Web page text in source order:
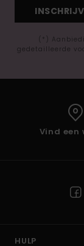
(*)
gedetailleerde
Vind een
HULP